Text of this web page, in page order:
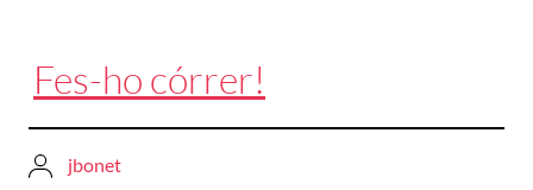
Fes-ho córrer!
jbonet